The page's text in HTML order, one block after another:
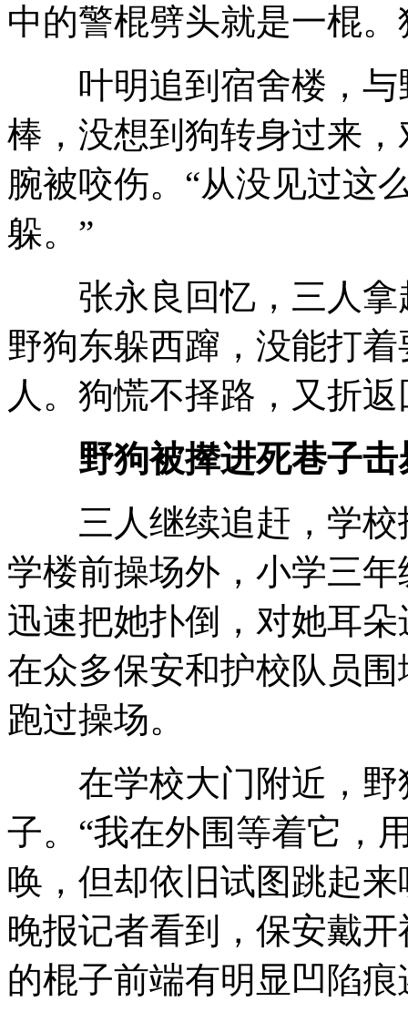
中的警棍劈头就是一棍
叶明追到宿舍楼，与
棒，没想到狗转身过来
腕被咬伤。“从没见过这
躲。”
张永良回忆，三人拿
野狗东躲西蹿，没能打
人。狗慌不择路，又折
野狗被撵进死巷子击
三人继续追赶，学校
学楼前操场外，小学三
迅速把她扑倒，对她耳
在众多保安和护校队员
跑过操场。
在学校大门附近，野
子。“我在外围等着它，
唤，但却依旧试图跳起
晚报记者看到，保安戴
的棍子前端有明显凹陷痕